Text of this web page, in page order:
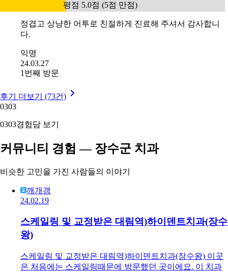
평점 5.0점 (5점 만점)
정겹고 상냥한 어투로 친절하게 진료해 주셔서 감사합니
다.
익명
24.03.27
1번째 방문
후기 더보기 (73건)
0303
0303경험담 보기
커뮤니티 경험 — 장수군 치과
비슷한 고민을 가진 사람들의 이야기
깨개갱
24.02.19
스케일링 및 교정받은 대림역)하이덴트치과(장수
왕)
스케일링 및 교정받은 대림역)하이덴트치과(장수왕) 이곳
은 처음에는 스케일링때문에 방문했던 곳이에요. 이 치과